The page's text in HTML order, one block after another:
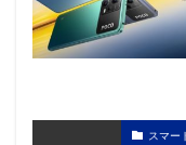
スマー